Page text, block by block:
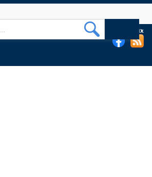
de l'EHESP sur les réseaux sociaux